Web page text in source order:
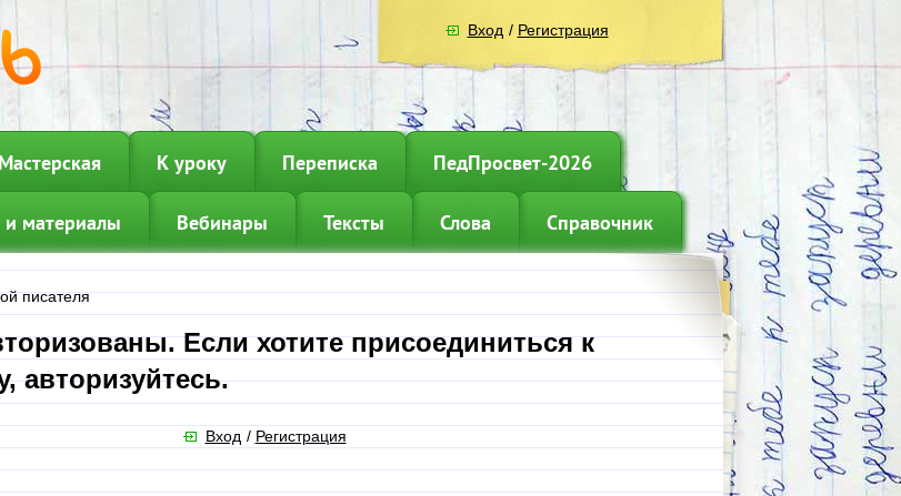
Вход / Регистрация
Мастерская К уроку Переписка ПедПросвет-2026
материалы Вебинары Тексты Слова Справочник
писателя
Если хотите присоединиться к
авторизуйтесь.
Вход / Регистрация